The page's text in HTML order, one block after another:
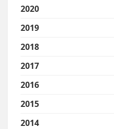
2020
2019
2018
2017
2016
2015
2014